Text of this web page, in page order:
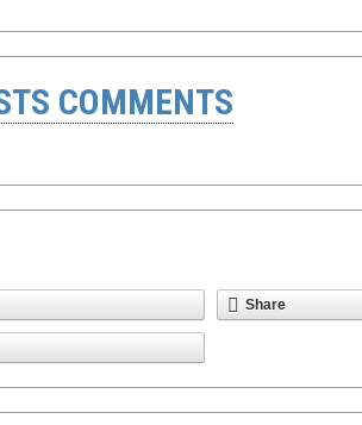
COMMENTS
Share